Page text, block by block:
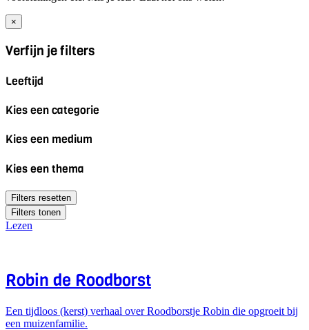
×
Verfijn je filters
Leeftijd
Kies een categorie
Kies een medium
Kies een thema
Filters resetten
Filters tonen
Lezen
Robin de Roodborst
Een tijdloos (kerst) verhaal over Roodborstje Robin die opgroeit bij
een muizenfamilie.